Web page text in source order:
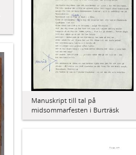
Manuskript till tal på
midsommarfesten i Burträsk